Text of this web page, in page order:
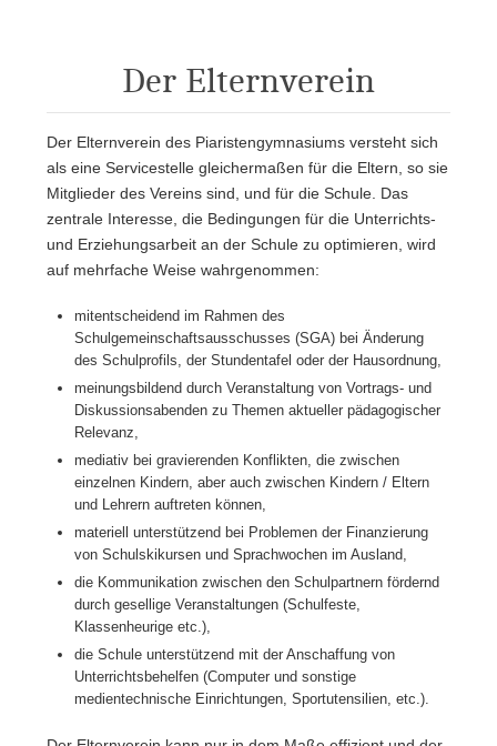
Der Elternverein
Der Elternverein des Piaristengymnasiums versteht sich
als eine Servicestelle gleichermaßen für die Eltern, so sie
Mitglieder des Vereins sind, und für die Schule. Das
zentrale Interesse, die Bedingungen für die Unterrichts-
und Erziehungsarbeit an der Schule zu optimieren, wird
auf mehrfache Weise wahrgenommen:
mitentscheidend im Rahmen des
Schulgemeinschaftsausschusses (SGA) bei Änderung
des Schulprofils, der Stundentafel oder der Hausordnung,
meinungsbildend durch Veranstaltung von Vortrags- und
Diskussionsabenden zu Themen aktueller pädagogischer
Relevanz,
mediativ bei gravierenden Konflikten, die zwischen
einzelnen Kindern, aber auch zwischen Kindern / Eltern
und Lehrern auftreten können,
materiell unterstützend bei Problemen der Finanzierung
von Schulskikursen und Sprachwochen im Ausland,
die Kommunikation zwischen den Schulpartnern fördernd
durch gesellige Veranstaltungen (Schulfeste,
Klassenheurige etc.),
die Schule unterstützend mit der Anschaffung von
Unterrichtsbehelfen (Computer und sonstige
medientechnische Einrichtungen, Sportutensilien, etc.).